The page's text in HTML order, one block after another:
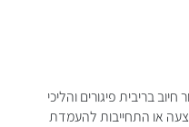
בריבית פיגורים והליכי
או התחייבות להעמדת